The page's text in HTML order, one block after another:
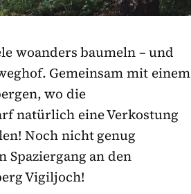
woanders baumeln – und
Gemeinsam mit einem
wo die
natürlich eine Verkostung
Noch nicht genug
Spaziergang an den
Vigiljoch!